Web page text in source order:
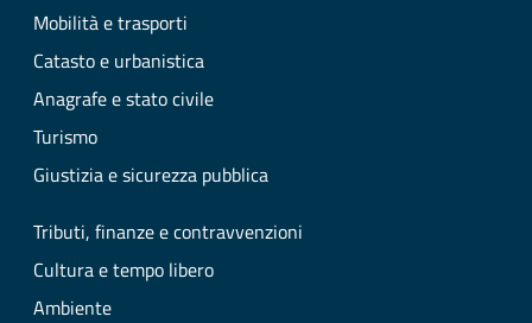
Mobilità e trasporti
Catasto e urbanistica
Anagrafe e stato civile
Turismo
Giustizia e sicurezza pubblica
Tributi, finanze e contravvenzioni
Cultura e tempo libero
Ambiente